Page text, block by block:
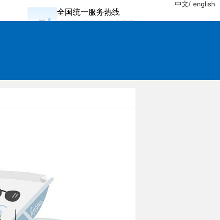
全国统一服务热线
400-600-0955
中文/ english